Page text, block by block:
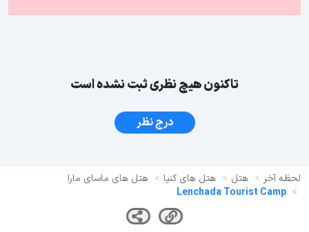
تاکنون هیچ نظری ثبت نشده است
درج نظر
لحظه آخر هتل هتل های کنیا
هتل های ماسای مارا
Lenchada Tourist Camp